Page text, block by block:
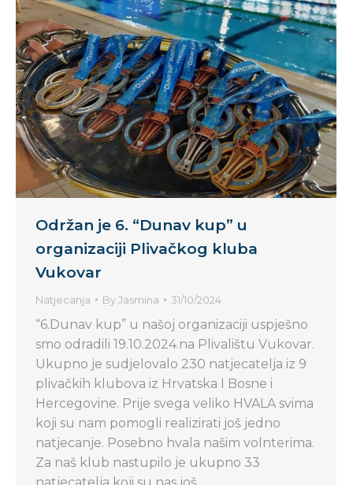
Održan je 6. “Dunav kup” u
organizaciji Plivačkog kluba
Vukovar
Natjecanja ByJasmina 31/10/2024
“6.Dunav kup” u našoj organizaciji uspješno
smo odradili 19.10.2024.na Plivalištu Vukovar.
Ukupno je sudjelovalo 230 natjecatelja iz 9
plivačkih klubova iz Hrvatska I Bosne i
Hercegovine. Prije svega veliko HVALA svima
koji su nam pomogli realizirati još jedno
natjecanje. Posebno hvala našim volnterima.
Za naš klub nastupilo je ukupno 33